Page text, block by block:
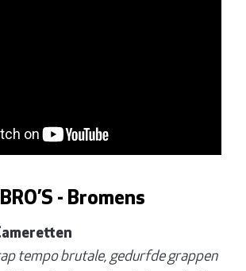
- Bromens
tempo brutale, gedurfde grappen